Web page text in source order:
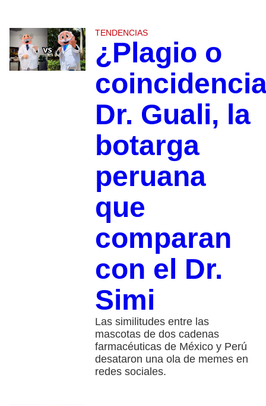
TENDENCIAS
¿Plagio o
Dr. Guali, la
botarga
peruana
que
comparan
con el Dr.
Simi
Las similitudes entre las
mascotas de dos cadenas
farmacéuticas de México y Perú
desataron una ola de memes en
redes sociales.